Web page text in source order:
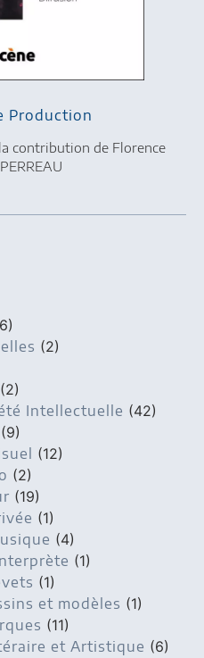
Production
contribution de Florence
(2)
(2)
Intellectuelle (42)
(9)
(12)
(2)
(19)
(1)
(4)
(1)
(1)
et modèles (1)
(11)
et Artistique (6)